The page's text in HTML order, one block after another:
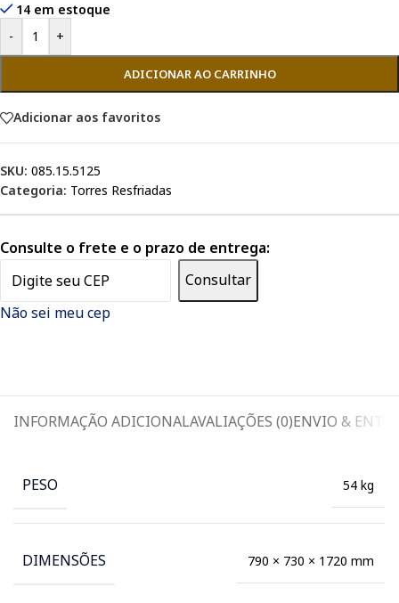
14 em estoque
-
+
ADICIONAR AO CARRINHO
Adicionar aos favoritos
SKU: 085.15.5125
Categoria: Torres Resfriadas
Consulte o frete e o prazo de entrega:
Consultar
Não sei meu cep
INFORMAÇÃO ADICIONALAVALIAÇÕES (0)ENVIO &
PESO 54 kg
DIMENSÕES 790 × 730 × 1720 mm